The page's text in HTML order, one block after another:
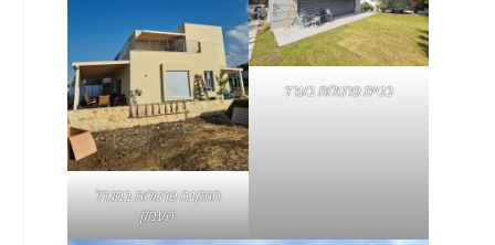
בנייתפרגולות בערד
התקנהפרגולות במגדל
העמק